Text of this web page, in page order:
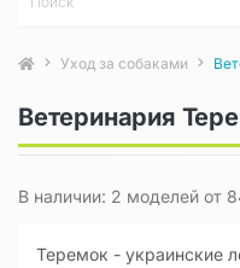
Уход за собаками
Ветеринария
В наличии: 2 моделей от
Теремок - украинские